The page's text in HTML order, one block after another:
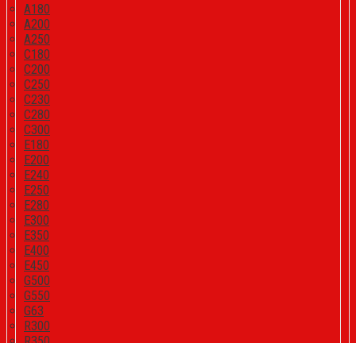
A180
A200
A250
C180
C200
C250
C230
C280
C300
E180
E200
E240
E250
E280
E300
E350
E400
E450
G500
G550
G63
R300